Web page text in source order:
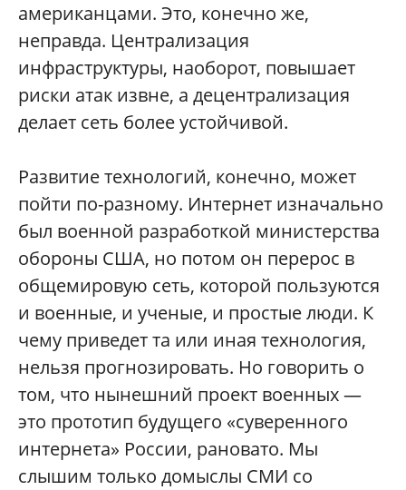
американцами. Это, конечно же,
неправда. Централизация
инфраструктуры, наоборот, повышает
риски атак извне, а децентрализация
делает сеть более устойчивой.
Развитие технологий, конечно, может
пойти по-разному. Интернет изначально
был военной разработкой министерства
обороны США, но потом он перерос в
общемировую сеть, которой пользуются
и военные, и ученые, и простые люди. К
чему приведет та или иная технология,
нельзя прогнозировать. Но говорить о
том, что нынешний проект военных —
это прототип будущего «суверенного
интернета» России, рановато. Мы
слышим только домыслы СМИ со